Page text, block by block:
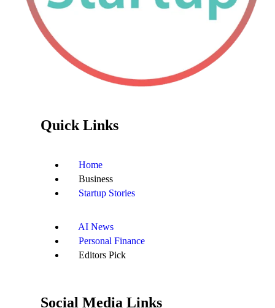
Quick Links
Home
Business
Startup Stories
AI News
Personal Finance
Editors Pick
Social Media Links